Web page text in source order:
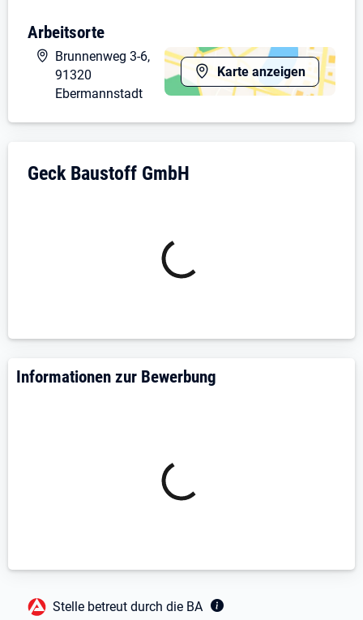
Bitte bewerben Sie sich schriftlich, bevorzugt per Mail.
Arbeitsorte
Karte anzeigen
Brunnenweg 3-6,
91320
Ebermannstadt
Unternehmensdarstellung: Geck
Geck Baustoff GmbH
Informationen zur Bewerbung
Fußbereich
Stelle betreut durch die BA